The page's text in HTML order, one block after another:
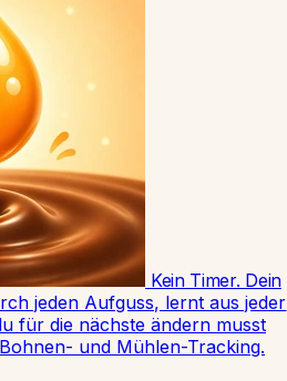
Kein Timer. Dein
jeden Aufguss, lernt aus jeder
für die nächste ändern musst
und Mühlen-Tracking.